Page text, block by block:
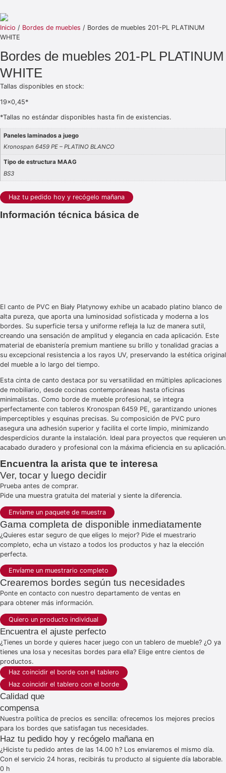
Inicio / Bordes de muebles / Bordes de muebles 201-PL PLATINUM
WHITE
Bordes de muebles 201-PL PLATINUM
WHITE
Tallas disponibles en stock:
19×0,45*
*Tallas no estándar disponibles hasta fin de existencias.
Paneles laminados a juego
Kronospan 6459 PE – PLATINO BLANCO
Tipo de estructura MAAG
BS3
Haz tu pedido hoy y recógelo mañana
Información técnica básica de
El canto de PVC en Biały Platynowy exhibe un acabado platino blanco de
alta pureza, que aporta una luminosidad sofisticada y moderna a los
bordes. Su superficie tersa y uniforme refleja la luz de manera sutil,
creando una sensación de amplitud y elegancia en cada aplicación. Este
material de ebanistería premium mantiene su brillo y tonalidad gracias a
su excepcional resistencia a los rayos UV, preservando la estética original
del mueble a lo largo del tiempo.
Esta cinta de canto destaca por su versatilidad en múltiples aplicaciones
de mobiliario, desde cocinas contemporáneas hasta oficinas
minimalistas. Como borde de mueble profesional, se integra
perfectamente con tableros Kronospan 6459 PE, garantizando uniones
imperceptibles y esquinas precisas. Su composición de PVC puro
asegura una adhesión superior y facilita el corte limpio, minimizando
desperdicios durante la instalación. Ideal para proyectos que requieren un
acabado duradero y profesional con la máxima eficiencia en su aplicación.
Encuentra la arista que te interesa
Ver, tocar y luego decidir
Prueba antes de comprar.
Pide una muestra gratuita del material y siente la diferencia.
Envíame un paquete de muestra
Gama completa de disponible inmediatamente
¿Quieres estar seguro de que eliges lo mejor? Pide el muestrario
completo, echa un vistazo a todos los productos y haz la elección
perfecta.
Envíame un muestrario completo
Crearemos bordes según tus necesidades
Ponte en contacto con nuestro departamento de ventas en
para obtener más información.
Quiero un producto individual
Encuentra el ajuste perfecto
¿Tienes un borde y quieres hacer juego con un tablero de mueble? ¿O ya
tienes una losa y necesitas bordes para ella? Elige entre cientos de
productos.
Haz coincidir el borde con el tablero
Haz coincidir el tablero con el borde
Calidad que
compensa
Nuestra política de precios es sencilla: ofrecemos los mejores precios
para los bordes que satisfagan tus necesidades.
Haz tu pedido hoy y recógelo mañana en
¿Hiciste tu pedido antes de las 14.00 h? Los enviaremos el mismo día.
Con el servicio 24 horas, recibirás tu producto al siguiente día laborable.
0 h